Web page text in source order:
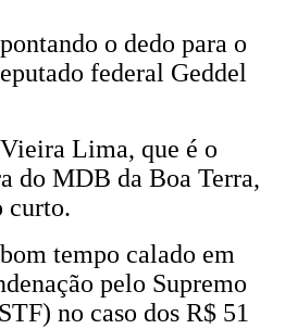
o dedo para o
federal Geddel
Lima, que é o
do MDB da Boa Terra,
curto.
tempo calado em
pelo Supremo
no caso dos R$ 51